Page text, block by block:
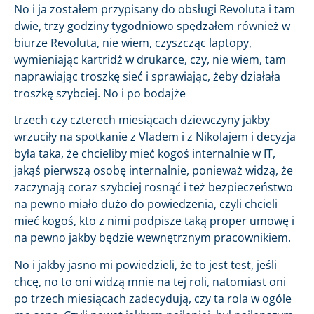
No i ja zostałem przypisany do obsługi Revoluta i tam
dwie, trzy godziny tygodniowo spędzałem również w
biurze Revoluta, nie wiem, czyszcząc laptopy,
wymieniając kartridż w drukarce, czy, nie wiem, tam
naprawiając troszkę sieć i sprawiając, żeby działała
troszkę szybciej. No i po bodajże
trzech czy czterech miesiącach dziewczyny jakby
wrzuciły na spotkanie z Vladem i z Nikolajem i decyzja
była taka, że chcieliby mieć kogoś internalnie w IT,
jakąś pierwszą osobę internalnie, ponieważ widzą, że
zaczynają coraz szybciej rosnąć i też bezpieczeństwo
na pewno miało dużo do powiedzenia, czyli chcieli
mieć kogoś, kto z nimi podpisze taką proper umowę i
na pewno jakby będzie wewnętrznym pracownikiem.
No i jakby jasno mi powiedzieli, że to jest test, jeśli
chcę, no to oni widzą mnie na tej roli, natomiast oni
po trzech miesiącach zadecydują, czy ta rola w ogóle